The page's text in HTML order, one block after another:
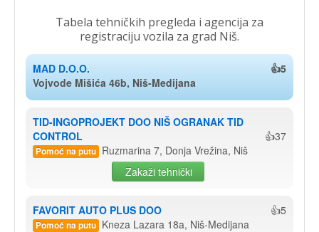
Tabela tehničkih pregleda i agencija za
registraciju vozila za grad Niš.
MAD D.O.O.
👍5
Vojvode Mišića 46b, Niš-Medijana
TID-INGOPROJEKT DOO NIŠ OGRANAK TID
CONTROL
👍37
Pomoć na putu Ruzmarina 7, Donja Vrežina, Niš
Zakaži tehnički
FAVORIT AUTO PLUS DOO 👍5
Pomoć na putu Kneza Lazara 18a, Niš-Medijana